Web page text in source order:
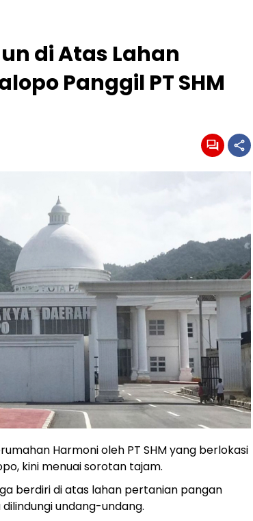
di Atas Lahan
Panggil PT SHM
Harmoni oleh PT SHM yang berlokasi
kini menuai sorotan tajam.
berdiri di atas lahan pertanian pangan
undang-undang.